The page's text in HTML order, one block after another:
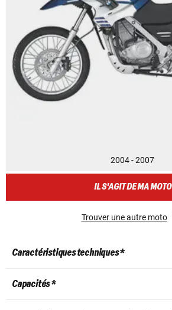
2004 - 2007
IL S'AGIT DE MA MOTO
Trouver une autre moto
Caractéristiques techniques *
Capacités *